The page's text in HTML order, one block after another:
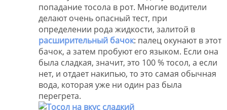
попадание тосола в рот. Многие водители
делают очень опасный тест, при
определении рода жидкости, залитой в
расширительный бачок: палец окунают в этот
бачок, а затем пробуют его языком. Если она
была сладкая, значит, это 100 % тосол, а если
нет, и отдает накипью, то это самая обычная
вода, которая уже ни один раз была
перегрета.